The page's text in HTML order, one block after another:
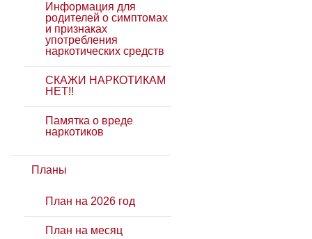
Информация для
родителей о симптомах
и признаках
употребления
наркотических средств
СКАЖИ НАРКОТИКАМ
НЕТ!!
Памятка о вреде
наркотиков
Планы
План на 2026 год
План на месяц